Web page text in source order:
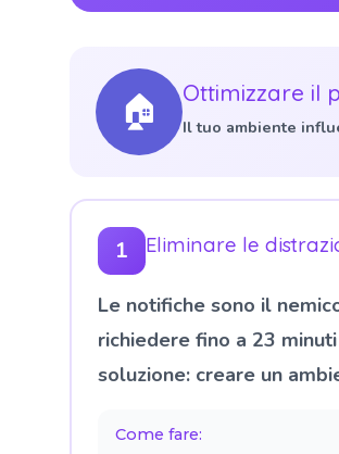
🏠 Ottimizzare il
Il tuo ambiente
1 Eliminare le
Le notifiche sono il
richiedere fino a 23
soluzione: creare un
Come fare: